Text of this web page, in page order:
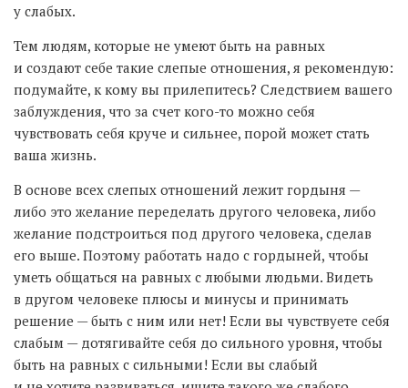
у слабых.
Тем людям, которые не умеют быть на равных
и создают себе такие слепые отношения, я рекомендую:
подумайте, к кому вы прилепитесь? Следствием вашего
заблуждения, что за счет кого-то можно себя
чувствовать себя круче и сильнее, порой может стать
ваша жизнь.
В основе всех слепых отношений лежит гордыня —
либо это желание переделать другого человека, либо
желание подстроиться под другого человека, сделав
его выше. Поэтому работать надо с гордыней, чтобы
уметь общаться на равных с любыми людьми. Видеть
в другом человеке плюсы и минусы и принимать
решение — быть с ним или нет! Если вы чувствуете себя
слабым — дотягивайте себя до сильного уровня, чтобы
быть на равных с сильными! Если вы слабый